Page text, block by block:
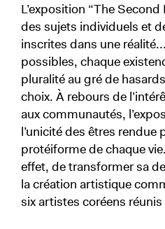
L’exposition “The
des sujets individuels et
inscrites dans une
possibles, chaque
pluralité au gré de
choix. À rebours de
aux communautés,
l’unicité des êtres rendue
protéiforme de chaque
effet, de transformer sa
la création artistique
six artistes coréens réunis